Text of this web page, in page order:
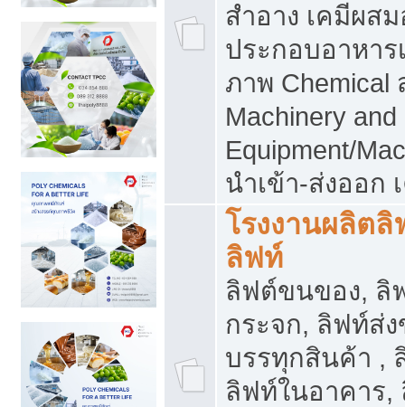
สำอาง เคมีผส
ประกอบอาหาร
ภาพ Chemical
Machinery
Equipment/
นำเข้า-ส่งออก
โรงงานผลิต
ลิฟท์
ลิฟต์ขนของ, ลิ
กระจก, ลิฟท์ส่
บรรทุกสินค้า ,
ลิฟท์ในอาคาร,